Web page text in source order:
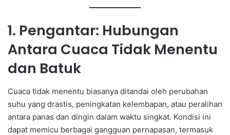
1. Pengantar: Hubungan
Antara Cuaca Tidak Menentu
dan Batuk
Cuaca tidak menentu biasanya ditandai oleh perubahan
suhu yang drastis, peningkatan kelembapan, atau peralihan
antara panas dan dingin dalam waktu singkat. Kondisi ini
dapat memicu berbagai gangguan pernapasan, termasuk